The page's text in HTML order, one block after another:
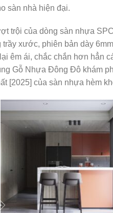
sàn nhà hiện đại.
trội của dòng sàn nhựa
xước, phiên bản dày
êm ái, chắc chắn hơn hẳn
Gỗ Nhựa Đông Đô khám
[2025] của sàn nhựa hèm